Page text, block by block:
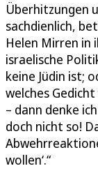
Überhitzungen
sachdienlich,
Helen Mirren in
israelische
keine Jüdin ist;
welches
– dann denke
doch nicht so!
wollen‘.“